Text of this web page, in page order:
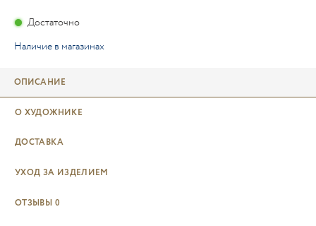
Достаточно
Наличие в магазинах
ОПИСАНИЕ
О ХУДОЖНИКЕ
ДОСТАВКА
УХОД ЗА ИЗДЕЛИЕМ
ОТЗЫВЫ 0